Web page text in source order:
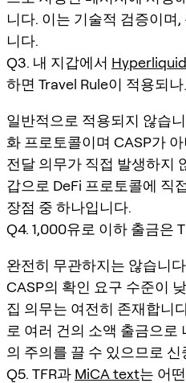
니다. 이는 기술적 검증이며
니다.
Q3. 내 지갑에서 Hyperliquid
하면 Travel Rule이 적용되
일반적으로 적용되지 않습
화 프로토콜이며 CASP가
전달 의무가 직접 발생하지
갑으로 DeFi 프로토콜에 직
장점 중 하나입니다.
Q4. 1,000유로 이하 출금은
완전히 무관하지는 않습니
CASP의 확인 요구 수준이
집 의무는 여전히 존재합니
로 여러 건의 소액 출금으로
의 주의를 끌 수 있으므로
Q5. TFR과 MiCA text는 어